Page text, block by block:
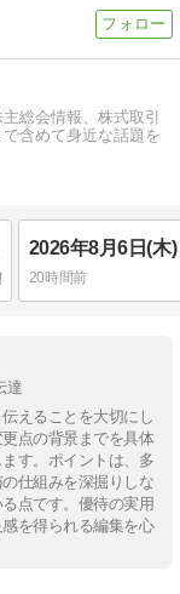
総会情報、株式取引
含めて身近な話題を
20時間前
達
えることを大切にし
点の背景までを具体
す。ポイントは、多
仕組みを深掘りしな
点です。優待の実用
を得られる編集を心